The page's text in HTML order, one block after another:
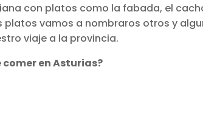
con platos como la fabada, el
vamos a nombraros otros y
viaje a la provincia.
comer en Asturias?